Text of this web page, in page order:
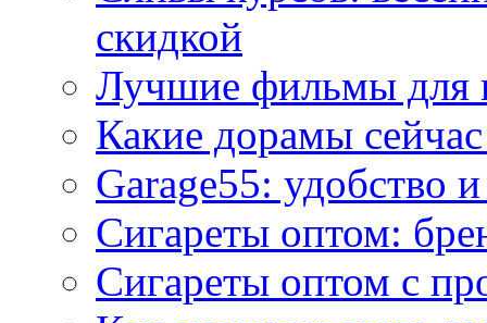
скидкой
Лучшие фильмы для
Какие дорамы
Garage55: удобство
Сигареты оптом:
Сигареты оптом с